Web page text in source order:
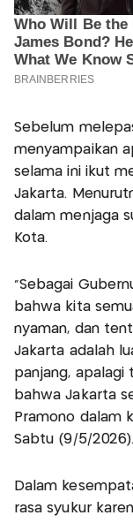
Sebelum
menyampaikan
selama ini ikut
Jakarta.
dalam menjaga
Kota.
"Sebagai
bahwa kita
nyaman, dan
Jakarta adalah
panjang, apalagi
bahwa Jakarta
Pramono dalam
Sabtu (9/5/2026).
Dalam
rasa syukur